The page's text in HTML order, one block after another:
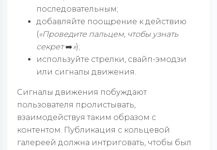
последовательным;
добавляйте поощрение к действию
(«Проведите пальцем, чтобы узнать
секрет➡️»);
используйте стрелки, свайп-эмодзи
или сигналы движения.
Сигналы движения побуждают
пользователя пролистывать,
взаимодействуя таким образом с
контентом. Публикация с кольцевой
галереей должна интриговать, чтобы был